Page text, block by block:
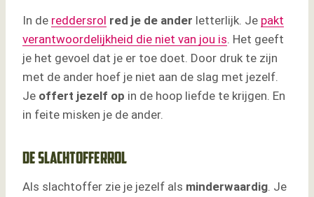
In de reddersrol red je de ander letterlijk. Je pakt
verantwoordelijkheid die niet van jou is . Het geeft
je het gevoel dat je er toe doet. Door druk te zijn
met de ander hoef je niet aan de slag met jezelf.
Je offert jezelf op in de hoop liefde te krijgen. En
in feite misken je de ander.
De slachtofferrol
Als slachtoffer zie je jezelf als minderwaardig . Je